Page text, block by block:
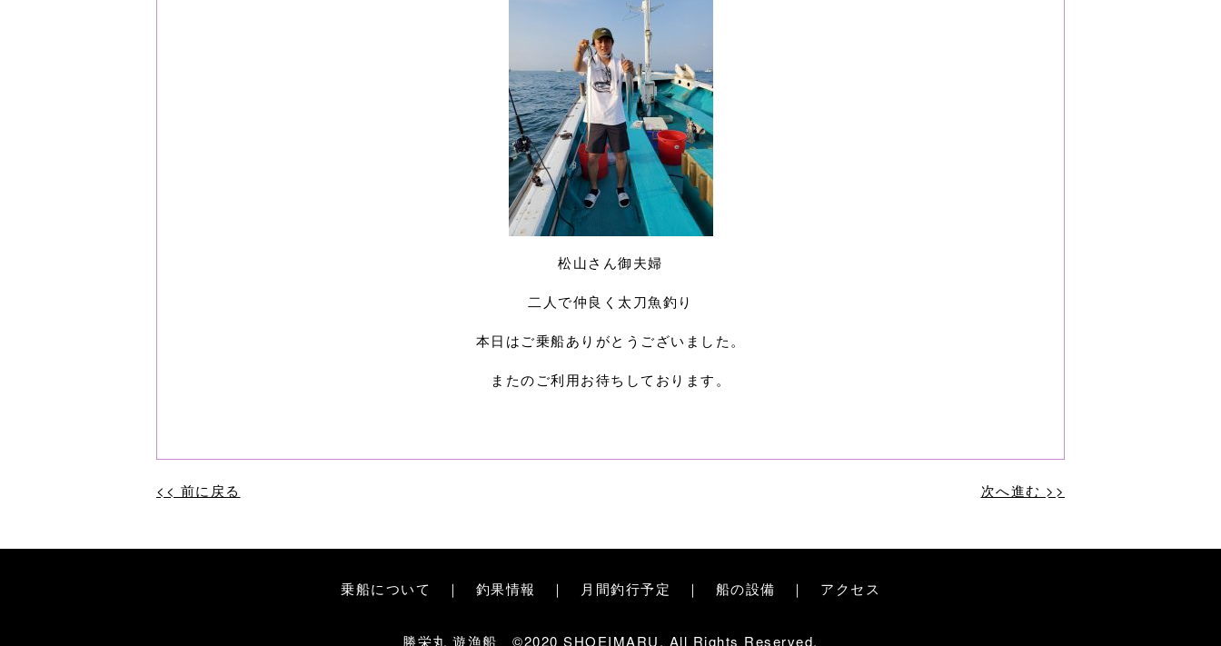
松山さん御夫婦
二人で仲良く太刀魚釣り
本日はご乗船ありがとうございました。
またのご利用お待ちしております。
投
稿
<< 前に戻る 次へ進む >>
乗船について ｜ 釣果情報 ｜ 月間釣行予定 ｜ 船の設備 ｜ アクセス
勝栄丸 遊漁船 ©2020 SHOEIMARU. All Rights Reserved.